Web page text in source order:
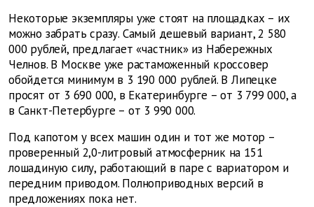
Некоторые экземпляры уже стоят на площадках – их
можно забрать сразу. Самый дешевый вариант, 2 580
000 рублей, предлагает «частник» из Набережных
Челнов. В Москве уже растаможенный кроссовер
обойдется минимум в 3 190 000 рублей. В Липецке
просят от 3 690 000, в Екатеринбурге – от 3 799 000, а
в Санкт-Петербурге – от 3 990 000.
Под капотом у всех машин один и тот же мотор –
проверенный 2,0-литровый атмосферник на 151
лошадиную силу, работающий в паре с вариатором и
передним приводом. Полноприводных версий в
предложениях пока нет.